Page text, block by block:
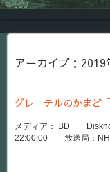
アーカイブ：2019
グレーテルのかまど
メディア： BD
22:00:00 放送局：